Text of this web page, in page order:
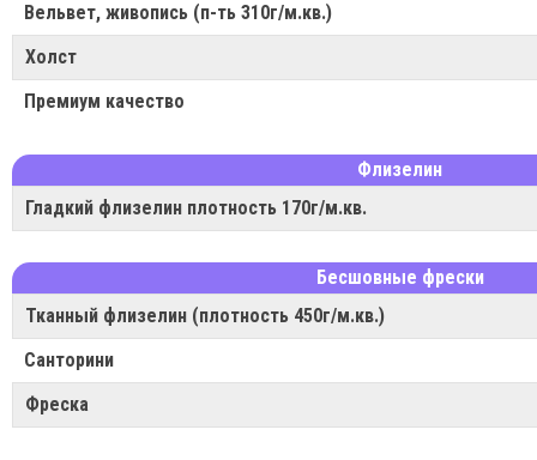
Вельвет, живопись (п-ть 310г/м.кв.)
Холст
Премиум качество
Флизелин
Гладкий флизелин плотность 170г/м.кв.
Бесшовные фрески
Тканный флизелин (плотность 450г/м.кв.)
Санторини
Фреска